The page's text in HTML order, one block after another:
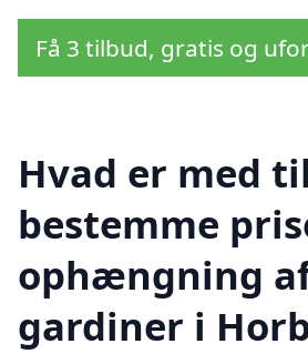
Få 3 tilbud, gratis og
Hvad er med
bestemme
ophængning
gardiner i